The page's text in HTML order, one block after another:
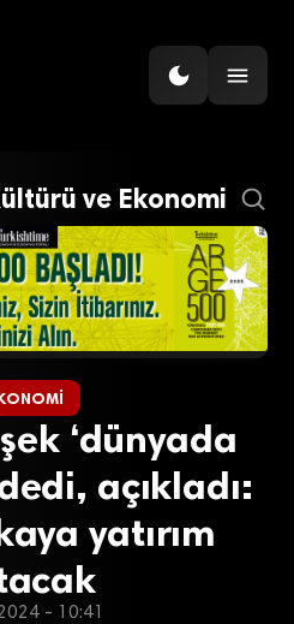
ve Ekonomi
‘dünyada
açıkladı:
yatırım
- 10:41